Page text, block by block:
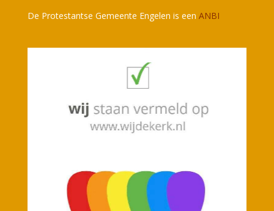
De Protestantse Gemeente Engelen is een ANBI